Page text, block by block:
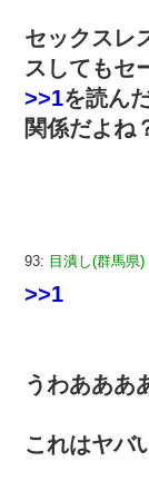
セックスレ
スしてもセ
>>1を読ん
関係だよね
93: 目潰し(群馬県)
>>1
うわあああ
これはヤバ